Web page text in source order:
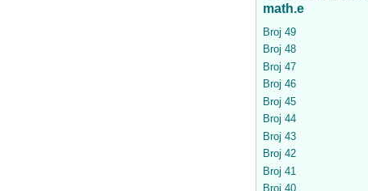
math.e
Broj 49
Broj 48
Broj 47
Broj 46
Broj 45
Broj 44
Broj 43
Broj 42
Broj 41
Broj 40